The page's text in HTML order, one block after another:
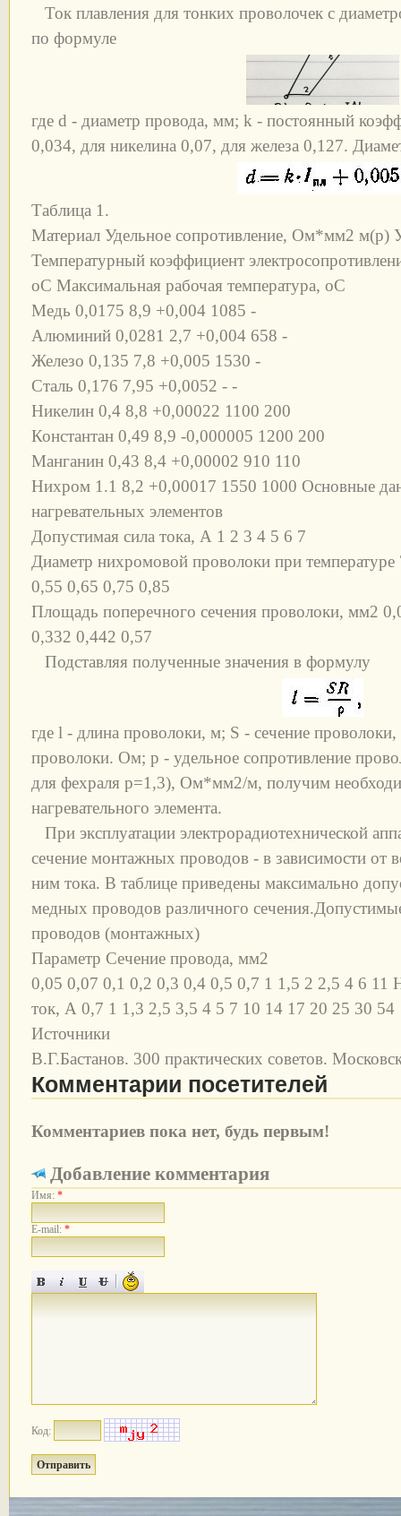
Ток плавления для тонких проволочек с
по формуле
где d - диаметр провода, мм; k - постоянный
0,034, для никелина 0,07, для железа 0,127.
Таблица 1.
Материал Удельное сопротивление, Ом*мм2 м(р)
Температурный коэффициент
oС Максимальная рабочая температура, oС
Медь 0,0175 8,9 +0,004 1085 -
Алюминий 0,0281 2,7 +0,004 658 -
Железо 0,135 7,8 +0,005 1530 -
Сталь 0,176 7,95 +0,0052 - -
Никелин 0,4 8,8 +0,00022 1100 200
Константан 0,49 8,9 -0,000005 1200 200
Манганин 0,43 8,4 +0,00002 910 110
Нихром 1.1 8,2 +0,00017 1550 1000 Основные
нагревательных элементов
Допустимая сила тока, А 1 2 3 4 5 6 7
Диаметр нихромовой проволоки при
0,55 0,65 0,75 0,85
Площадь поперечного сечения проволоки, мм2
0,332 0,442 0,57
Подставляя полученные значения в формулу
где l - длина проволоки, м; S - сечение
проволоки. Ом; р - удельное сопротивление
для фехраля р=1,3), Ом*мм2/м, получим
нагревательного элемента.
При эксплуатации электрорадиотехнической
сечение монтажных проводов - в зависимости от
ним тока. В таблице приведены максимально
медных проводов различного
проводов (монтажных)
Параметр Сечение провода, мм2
0,05 0,07 0,1 0,2 0,3 0,4 0,5 0,7 1 1,5 2 2,5 4 6 11
ток, А 0,7 1 1,3 2,5 3,5 4 5 7 10 14 17 20 25 30 54
Источники
В.Г.Бастанов. 300 практических советов.
Комментарии посетителей
Комментариев пока нет, будь первым!
Добавление комментария
Имя: *
E-mail: *
Код: